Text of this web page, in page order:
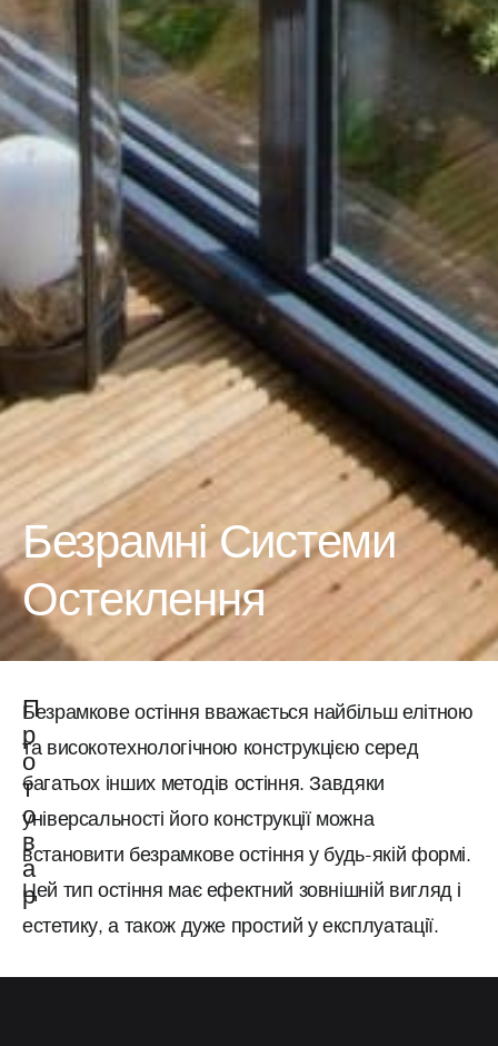
Безрамні Системи
Остеклення
П
р
о
т
о
в
а
р
Безрамкове остіння вважається найбільш елітною
та високотехнологічною конструкцією серед
багатьох інших методів остіння. Завдяки
універсальності його конструкції можна
встановити безрамкове остіння у будь-якій формі.
Цей тип остіння має ефектний зовнішній вигляд і
естетику, а також дуже простий у експлуатації.